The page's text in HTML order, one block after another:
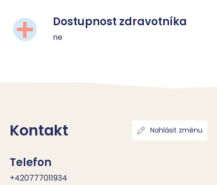
Dostupnost zdravotníka
ne
Kontakt Nahlásit změnu
Telefon
+420777011934